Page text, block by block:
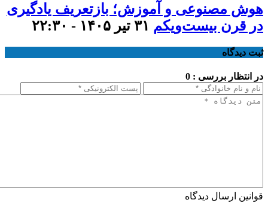
هوش مصنوعی و آموزش؛ بازتعریف یادگیری
در قرن بیست‌ویکم ۳۱ تیر ۱۴۰۵ - ۲۲:۳۰
ثبت دیدگاه
در انتظار بررسی : 0
قوانین ارسال دیدگاه